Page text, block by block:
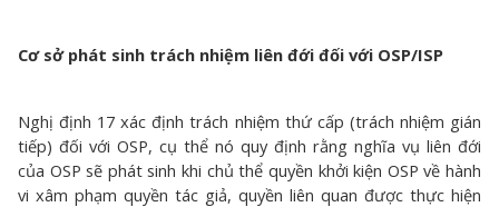
Cơ sở phát sinh trách nhiệm liên đới đối với OSP/ISP
Nghị định 17 xác định trách nhiệm thứ cấp (trách nhiệm gián
tiếp) đối với OSP, cụ thể nó quy định rằng nghĩa vụ liên đới
của OSP sẽ phát sinh khi chủ thể quyền khởi kiện OSP về hành
vi xâm phạm quyền tác giả, quyền liên quan được thực hiện